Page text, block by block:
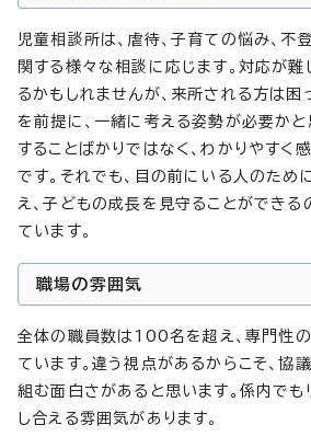
児童相談所は、虐待、子育ての悩み、不
関する様々な相談に応じます。対応が難
るかもしれませんが、来所される方は困
を前提に、一緒に考える姿勢が必要かと
することばかりではなく、わかりやすく
です。それでも、目の前にいる人のため
え、子どもの成長を見守ることができる
ています。
職場の雰囲気
全体の職員数は100名を超え、専門性
ています。違う視点があるからこそ、協
組む面白さがあると思います。係内でも
し合える雰囲気があります。